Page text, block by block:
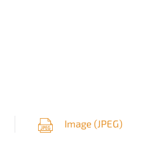
Image (JPEG)